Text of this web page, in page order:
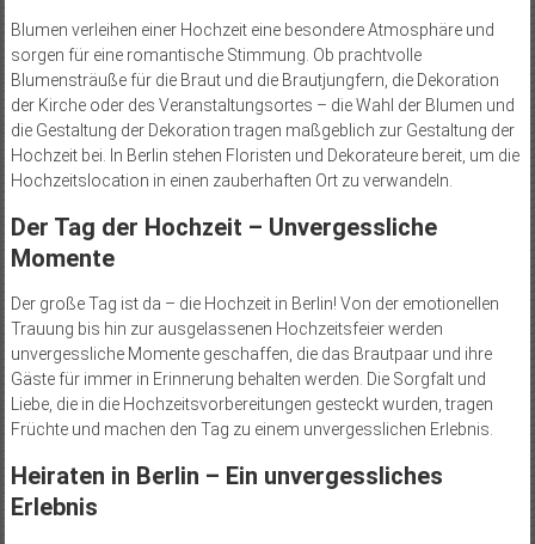
Blumen verleihen einer Hochzeit eine besondere Atmosphäre und
sorgen für eine romantische Stimmung. Ob prachtvolle
Blumensträuße für die Braut und die Brautjungfern, die Dekoration
der Kirche oder des Veranstaltungsortes – die Wahl der Blumen und
die Gestaltung der Dekoration tragen maßgeblich zur Gestaltung der
Hochzeit bei. In Berlin stehen Floristen und Dekorateure bereit, um die
Hochzeitslocation in einen zauberhaften Ort zu verwandeln.
Der Tag der Hochzeit – Unvergessliche
Momente
Der große Tag ist da – die Hochzeit in Berlin! Von der emotionellen
Trauung bis hin zur ausgelassenen Hochzeitsfeier werden
unvergessliche Momente geschaffen, die das Brautpaar und ihre
Gäste für immer in Erinnerung behalten werden. Die Sorgfalt und
Liebe, die in die Hochzeitsvorbereitungen gesteckt wurden, tragen
Früchte und machen den Tag zu einem unvergesslichen Erlebnis.
Heiraten in Berlin – Ein unvergessliches
Erlebnis